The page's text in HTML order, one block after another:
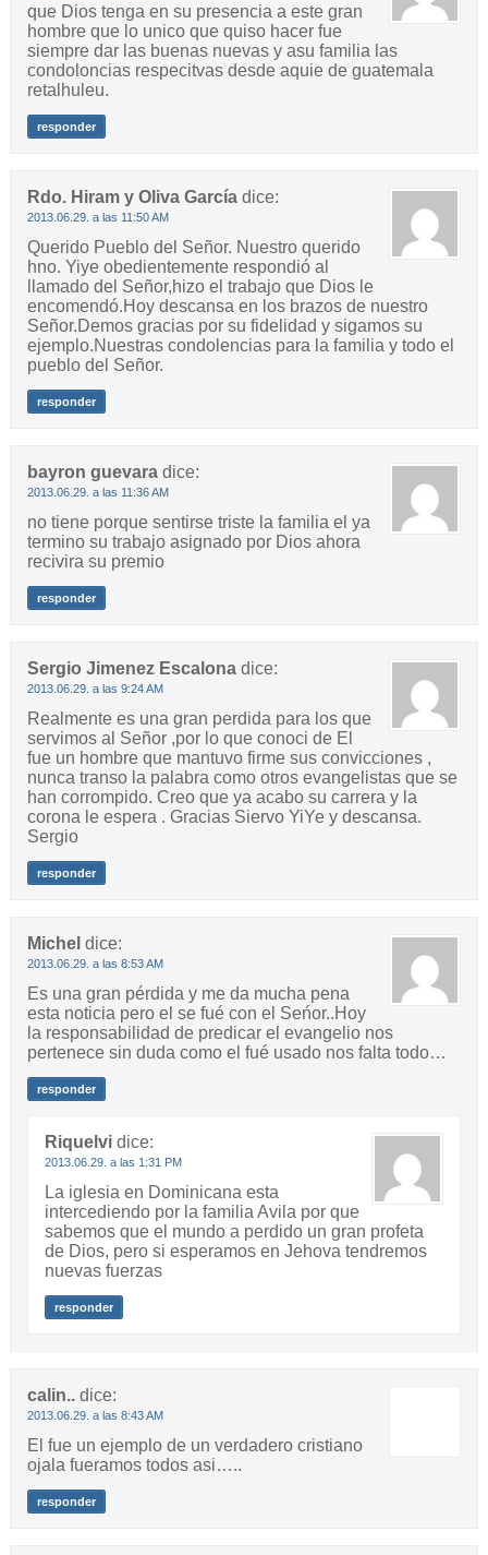
que Dios tenga en su presencia a este gran
hombre que lo unico que quiso hacer fue
siempre dar las buenas nuevas y asu familia las
condoloncias respecitvas desde aquie de guatemala
retalhuleu.
responder
Rdo. Hiram y Oliva García dice:
2013.06.29. a las 11:50 AM
Querido Pueblo del Señor. Nuestro querido
hno. Yiye obedientemente respondió al
llamado del Señor,hizo el trabajo que Dios le
encomendó.Hoy descansa en los brazos de nuestro
Señor.Demos gracias por su fidelidad y sigamos su
ejemplo.Nuestras condolencias para la familia y todo el
pueblo del Señor.
responder
bayron guevara dice:
2013.06.29. a las 11:36 AM
no tiene porque sentirse triste la familia el ya
termino su trabajo asignado por Dios ahora
recivira su premio
responder
Sergio Jimenez Escalona dice:
2013.06.29. a las 9:24 AM
Realmente es una gran perdida para los que
servimos al Señor ,por lo que conoci de El
fue un hombre que mantuvo firme sus convicciones ,
nunca transo la palabra como otros evangelistas que se
han corrompido. Creo que ya acabo su carrera y la
corona le espera . Gracias Siervo YiYe y descansa.
Sergio
responder
Michel dice:
2013.06.29. a las 8:53 AM
Es una gran pérdida y me da mucha pena
esta noticia pero el se fué con el Seńor..Hoy
la responsabilidad de predicar el evangelio nos
pertenece sin duda como el fué usado nos falta todo…
responder
Riquelvi dice:
2013.06.29. a las 1:31 PM
La iglesia en Dominicana esta
intercediendo por la familia Avila por que
sabemos que el mundo a perdido un gran profeta
de Dios, pero si esperamos en Jehova tendremos
nuevas fuerzas
responder
calin.. dice:
2013.06.29. a las 8:43 AM
El fue un ejemplo de un verdadero cristiano
ojala fueramos todos asi…..
responder